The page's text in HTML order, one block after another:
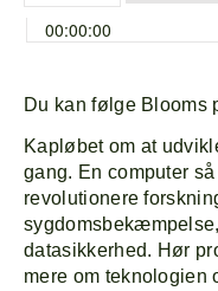
Du kan følge Blooms
Kapløbet om at
gang. En computer
revolutionere
datasikkerhed. Hør
mere om teknologien